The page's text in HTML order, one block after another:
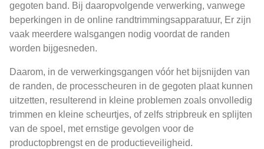
gegoten band. Bij daaropvolgende verwerking, vanwege
beperkingen in de online randtrimmingsapparatuur, Er zijn
vaak meerdere walsgangen nodig voordat de randen
worden bijgesneden.
Daarom, in de verwerkingsgangen vóór het bijsnijden van
de randen, de processcheuren in de gegoten plaat kunnen
uitzetten, resulterend in kleine problemen zoals onvolledig
trimmen en kleine scheurtjes, of zelfs stripbreuk en splijten
van de spoel, met ernstige gevolgen voor de
productopbrengst en de productieveiligheid.